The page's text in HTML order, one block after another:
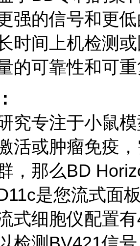
强的信号和更
时间上机检测
的可靠性和可
究专注于小鼠
活或肿瘤免疫
，那么BD
是您流式面
式细胞仪配置